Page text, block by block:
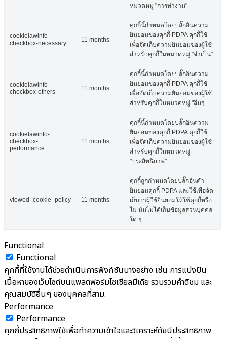
หมวดหมู่ "การทำงาน"
cookielawinfo-
checkbox-necessary
11 months
คุกกี้นี้กำหนดโดยปลั๊กอินความ
ยินยอมของคุกกี้ PDPA คุกกี้ใช้
เพื่อจัดเก็บความยินยอมของผู้ใช้
สำหรับคุกกี้ในหมวดหมู่ "จำเป็น"
cookielawinfo-
checkbox-others
11 months
คุกกี้นี้กำหนดโดยปลั๊กอินความ
ยินยอมของคุกกี้ PDPA คุกกี้ใช้
เพื่อจัดเก็บความยินยอมของผู้ใช้
สำหรับคุกกี้ในหมวดหมู่ "อื่นๆ
cookielawinfo-
checkbox-
performance
11 months
คุกกี้นี้กำหนดโดยปลั๊กอินความ
ยินยอมของคุกกี้ PDPA คุกกี้ใช้
เพื่อจัดเก็บความยินยอมของผู้ใช้
สำหรับคุกกี้ในหมวดหมู่
"ประสิทธิภาพ"
viewed_cookie_policy 11 months
คุกกี้ถูกกำหนดโดยปลั๊กอินคำ
ยินยอมคุกกี้ PDPA และใช้เพื่อจัด
เก็บว่าผู้ใช้ยินยอมให้ใช้คุกกี้หรือ
ไม่ มันไม่ได้เก็บข้อมูลส่วนบุคคล
ใด ๆ
Functional
Functional
คุกกี้ที่ใช้งานได้ช่วยดำเนินการฟังก์ชันบางอย่าง เช่น การแบ่งปัน
เนื้อหาของเว็บไซต์บนแพลตฟอร์มโซเชียลมีเดีย รวบรวมคำติชม และ
คุณสมบัติอื่นๆ ของบุคคลที่สาม.
Performance
Performance
คุกกี้ประสิทธิภาพใช้เพื่อทำความเข้าใจและวิเคราะห์ดัชนีประสิทธิภาพ